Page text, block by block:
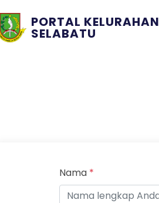
PORTAL KELURAHAN
SELABATU
Nama *